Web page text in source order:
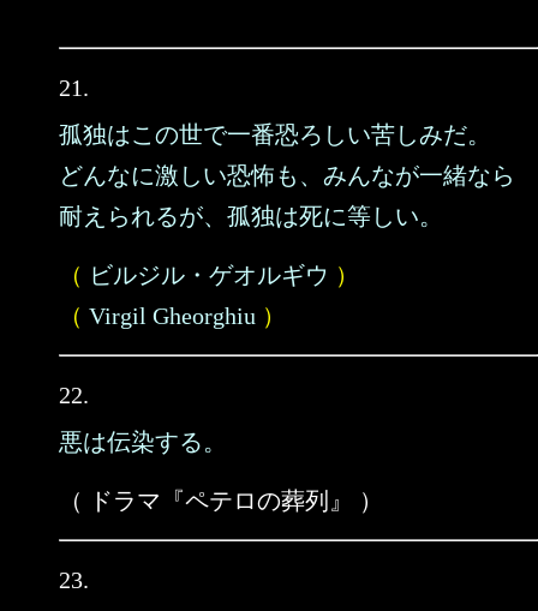
21.
孤独はこの世で一番恐ろしい苦しみだ。
どんなに激しい恐怖も、みんなが一緒なら
耐えられるが、孤独は死に等しい。
（ ビルジル・ゲオルギウ ）
（ Virgil Gheorghiu ）
22.
悪は伝染する。
（ ドラマ『ペテロの葬列』 ）
23.